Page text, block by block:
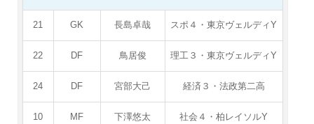
21 GK 長島卓哉 スポ４・東京ヴェルディY
22 DF 鳥居俊 理工３・東京ヴェルディY
24 DF 宮部大己 経済３・法政第二高
10 MF 下澤悠太 社会４・柏レイソルY